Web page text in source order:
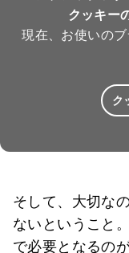
クッキー
現在、お使いの
ク
そして、大切な
ないということ
で必要となるの